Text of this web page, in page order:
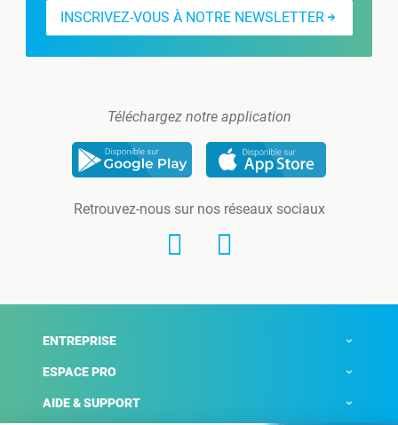
INSCRIVEZ-VOUS À NOTRE NEWSLETTER
Téléchargez notre application
Retrouvez-nous sur nos réseaux sociaux
ENTREPRISE
ESPACE PRO
AIDE & SUPPORT